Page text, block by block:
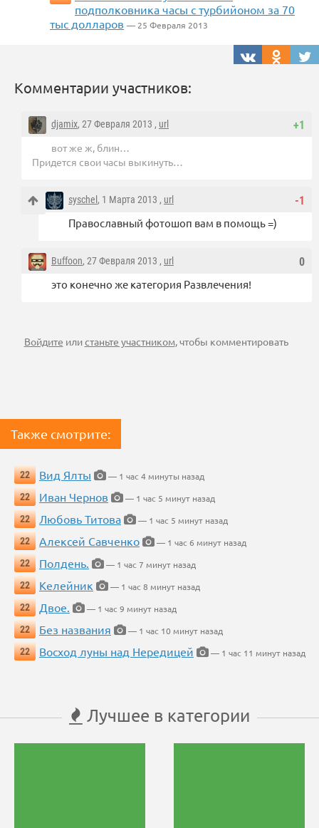
подполковника часы с турбийоном за 70
тыс долларов — 25 Февраля 2013
Комментарии участников:
+1
djamix, 27 Февраля 2013 , url
вот же ж, блин…
Придется свои часы выкинуть…
-1
syschel , 1 Марта 2013 , url
Православный фотошоп вам в помощь =)
0
Buffoon, 27 Февраля 2013 , url
это конечно же категория Развлечения!
Войдите илистаньте участником, чтобы комментировать
Также смотрите:
22 Вид Ялты
— 1 час 4 минуты назад
22
Иван Чернов
— 1 час 5 минут назад
22
Любовь Титова
— 1 час 5 минут назад
22
Алексей Савченко
— 1 час 6 минут назад
22
Полдень.
— 1 час 7 минут назад
22
Келейник
— 1 час 8 минут назад
22
Двое.
— 1 час 9 минут назад
22
Без названия
— 1 час 10 минут назад
22
Восход луны над Нередицей — 1 час 11 минут назад
Лучшее в категории